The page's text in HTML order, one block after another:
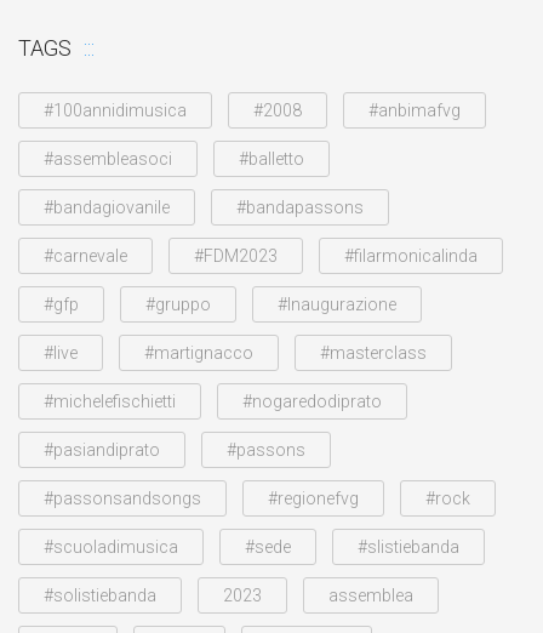
TAGS
#100annidimusica #2008 #anbimafvg
#assembleasoci #balletto
#bandagiovanile #bandapassons
#carnevale #FDM2023 #filarmonicalinda
#gfp #gruppo #Inaugurazione
#live #martignacco #masterclass
#michelefischietti #nogaredodiprato
#pasiandiprato #passons
#passonsandsongs #regionefvg #rock
#scuoladimusica #sede #slistiebanda
#solistiebanda 2023 assemblea